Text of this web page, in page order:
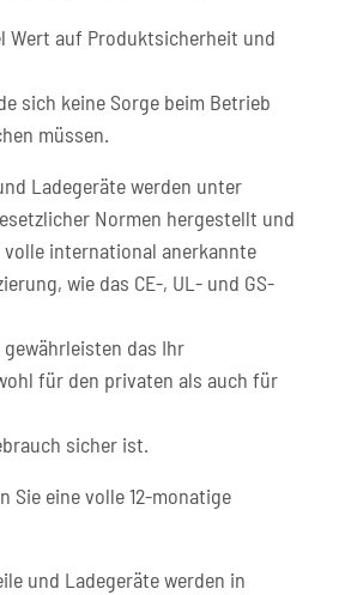
Wert auf Produktsicherheit und
sich keine Sorge beim Betrieb
müssen.
Ladegeräte werden unter
Normen hergestellt und
international anerkannte
wie das CE-, UL- und GS-
das Ihr
für den privaten als auch für
sicher ist.
Sie eine volle 12-monatige
und Ladegeräte werden in